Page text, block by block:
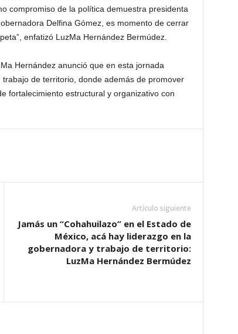
compromiso de la política demuestra presidenta
Delfina Gómez, es momento de cerrar
enfatizó LuzMa Hernández Bermúdez.
Hernández anunció que en esta jornada
de territorio, donde además de promover
fortalecimiento estructural y organizativo con
Artículo siguiente
Jamás un “Cohahuilazo” en el Estado de
México, acá hay liderazgo en la
gobernadora y trabajo de territorio:
LuzMa Hernández Bermúdez